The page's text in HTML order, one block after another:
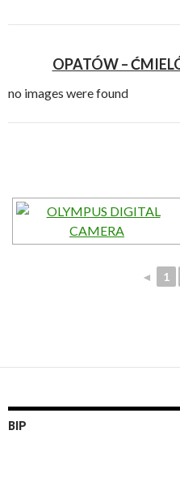
OPATÓW –
no images were found
◄ 1
BIP